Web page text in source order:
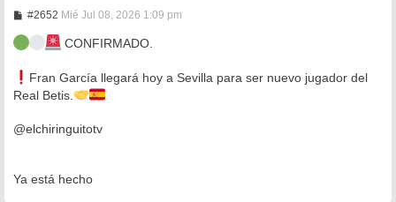
#2652M
n
s
j
Mié Jul 08, 2026 1:09 pm
CONFIRMADO.
Fran García llegará hoy a Sevilla para ser nuevo jugador del
Real Betis.
@elchiringuitotv
Ya está hecho